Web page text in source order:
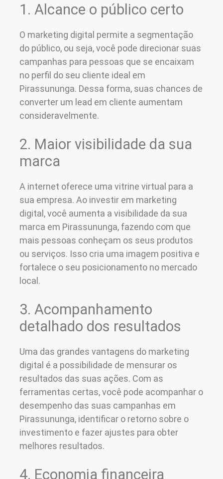
1. Alcance o público certo
O marketing digital permite a segmentação
do público, ou seja, você pode direcionar suas
campanhas para pessoas que se encaixam
no perfil do seu cliente ideal em
Pirassununga. Dessa forma, suas chances de
converter um lead em cliente aumentam
consideravelmente.
2. Maior visibilidade da sua
marca
A internet oferece uma vitrine virtual para a
sua empresa. Ao investir em marketing
digital, você aumenta a visibilidade da sua
marca em Pirassununga, fazendo com que
mais pessoas conheçam os seus produtos
ou serviços. Isso cria uma imagem positiva e
fortalece o seu posicionamento no mercado
local.
3. Acompanhamento
detalhado dos resultados
Uma das grandes vantagens do marketing
digital é a possibilidade de mensurar os
resultados das suas ações. Com as
ferramentas certas, você pode acompanhar o
desempenho das suas campanhas em
Pirassununga, identificar o retorno sobre o
investimento e fazer ajustes para obter
melhores resultados.
4. Economia financeira